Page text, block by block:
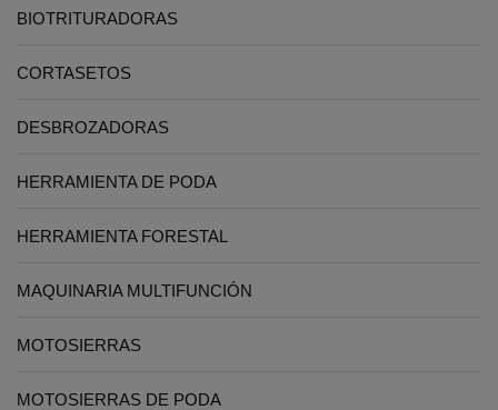
BIOTRITURADORAS
CORTASETOS
DESBROZADORAS
HERRAMIENTA DE PODA
HERRAMIENTA FORESTAL
MAQUINARIA MULTIFUNCIÓN
MOTOSIERRAS
MOTOSIERRAS DE PODA